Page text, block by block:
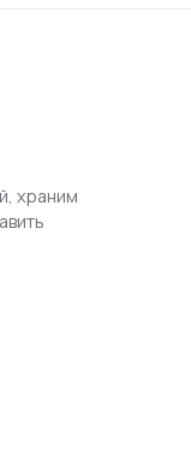
храним